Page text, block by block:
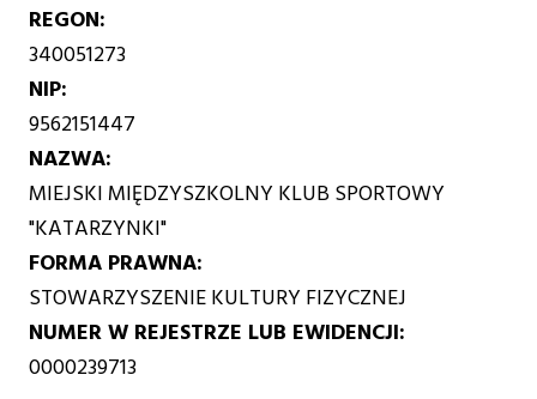
REGON
340051273
NIP
9562151447
NAZWA
MIEJSKI MIĘDZYSZKOLNY KLUB SPORTOWY
"KATARZYNKI"
FORMA PRAWNA
STOWARZYSZENIE KULTURY FIZYCZNEJ
NUMER W REJESTRZE LUB EWIDENCJI
0000239713